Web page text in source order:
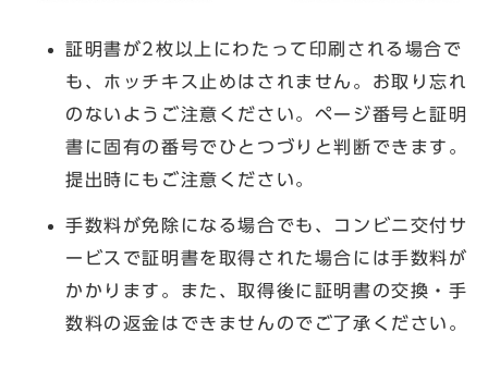
証明書が2枚以上にわたって印刷される場合で
も、ホッチキス止めはされません。お取り忘れ
のないようご注意ください。ページ番号と証明
書に固有の番号でひとつづりと判断できます。
提出時にもご注意ください。
手数料が免除になる場合でも、コンビニ交付サ
ービスで証明書を取得された場合には手数料が
かかります。また、取得後に証明書の交換・手
数料の返金はできませんのでご了承ください。